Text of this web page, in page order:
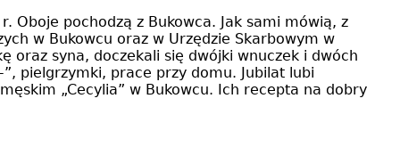
Oboje pochodzą z Bukowca. Jak sami mówią, z
w Bukowcu oraz w Urzędzie Skarbowym w
oraz syna, doczekali się dwójki wnuczek i dwóch
pielgrzymki, prace przy domu. Jubilat lubi
„Cecylia” w Bukowcu. Ich recepta na dobry